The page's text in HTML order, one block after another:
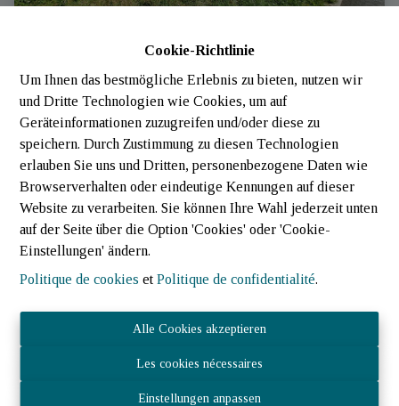
Cookie-Richtlinie
Um Ihnen das bestmögliche Erlebnis zu bieten, nutzen wir
und Dritte Technologien wie Cookies, um auf
Geräteinformationen zuzugreifen und/oder diese zu
speichern. Durch Zustimmung zu diesen Technologien
erlauben Sie uns und Dritten, personenbezogene Daten wie
Browserverhalten oder eindeutige Kennungen auf dieser
Website zu verarbeiten. Sie können Ihre Wahl jederzeit unten
auf der Seite über die Option 'Cookies' oder 'Cookie-
Einstellungen' ändern.
Politique de cookies etPolitique de confidentialité.
Alle Cookies akzeptieren
Les cookies nécessaires
Einstellungen anpassen
Terrain
6820 Muno | Ref: 2142